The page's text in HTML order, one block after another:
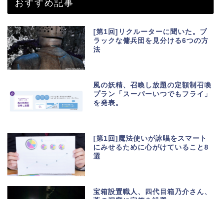
おすすめ記事
[第1回]リクルーターに聞いた。ブ
ラックな傭兵団を見分ける6つの方
法
風の妖精、召喚し放題の定額制召喚
プラン「スーパーいつでもフライ」
を発表。
[第1回]魔法使いが詠唱をスマート
にみせるために心がけていること8
選
宝箱設置職人、四代目箱乃介さん、